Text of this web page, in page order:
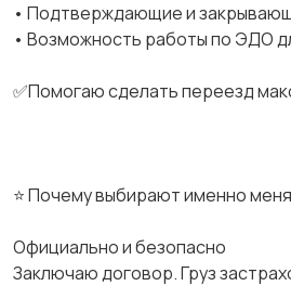
• Подтверждающие и
• Возможность работы по ЭДО
✅Помогаю сделать переезд
⭐ Почему выбирают именно меня
Официально и безопасно
Заключаю договор. Груз